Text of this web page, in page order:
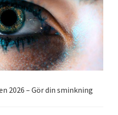
2026 – Gör din sminkning